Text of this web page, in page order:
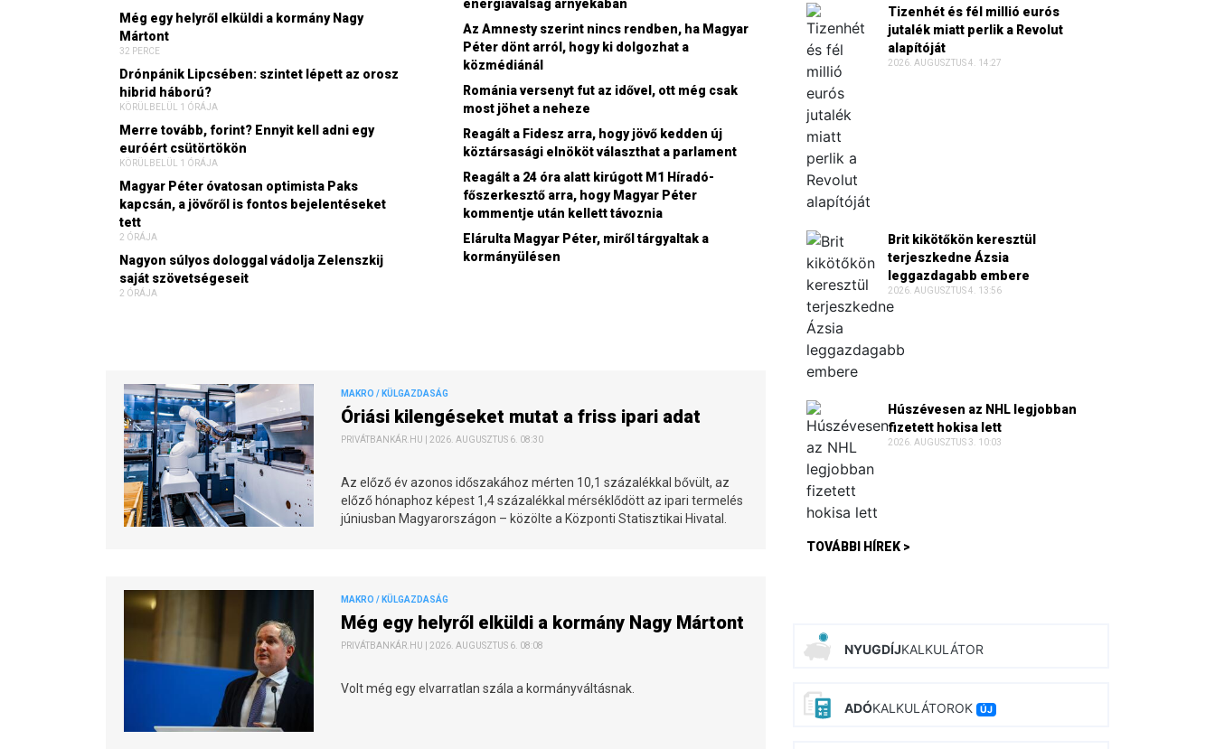
Még egy helyről elküldi a kormány Nagy
Mártont
32 PERCE
Drónpánik Lipcsében: szintet lépett az orosz
hibrid háború?
KÖRÜLBELÜL 1 ÓRÁJA
Merre tovább, forint? Ennyit kell adni egy
euróért csütörtökön
KÖRÜLBELÜL 1 ÓRÁJA
Magyar Péter óvatosan optimista Paks
kapcsán, a jövőről is fontos bejelentéseket
tett
2 ÓRÁJA
Nagyon súlyos dologgal vádolja Zelenszkij
saját szövetségeseit
2 ÓRÁJA
energiaválság árnyékában
Az Amnesty szerint nincs rendben, ha Magyar
Péter dönt arról, hogy ki dolgozhat a
közmédiánál
Románia versenyt fut az idővel, ott még csak
most jöhet a neheze
Reagált a Fidesz arra, hogy jövő kedden új
köztársasági elnököt választhat a parlament
Reagált a 24 óra alatt kirúgott M1 Híradó-
főszerkesztő arra, hogy Magyar Péter
kommentje után kellett távoznia
Elárulta Magyar Péter, miről tárgyaltak a
kormányülésen
MAKRO / KÜLGAZDASÁG
Óriási kilengéseket mutat a friss ipari adat
PRIVÁTBANKÁR.HU | 2026. AUGUSZTUS 6. 08:30
Az előző év azonos időszakához mérten 10,1 százalékkal bővült, az
előző hónaphoz képest 1,4 százalékkal mérséklődött az ipari termelés
júniusban Magyarországon – közölte a Központi Statisztikai Hivatal.
MAKRO / KÜLGAZDASÁG
Még egy helyről elküldi a kormány Nagy Mártont
PRIVÁTBANKÁR.HU | 2026. AUGUSZTUS 6. 08:08
Volt még egy elvarratlan szála a kormányváltásnak.
Tizenhét és fél millió eurós
jutalék miatt perlik a Revolut
alapítóját
2026. AUGUSZTUS 4. 14:27
Brit kikötőkön keresztül
terjeszkedne Ázsia
leggazdagabb embere
2026. AUGUSZTUS 4. 13:56
Húszévesen az NHL legjobban
fizetett hokisa lett
2026. AUGUSZTUS 3. 10:03
TOVÁBBI HÍREK >
NYUGDÍJKALKULÁTOR
ADÓKALKULÁTOROK ÚJ